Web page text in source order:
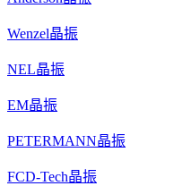
Wenzel晶振
NEL晶振
EM晶振
PETERMANN晶振
FCD-Tech晶振